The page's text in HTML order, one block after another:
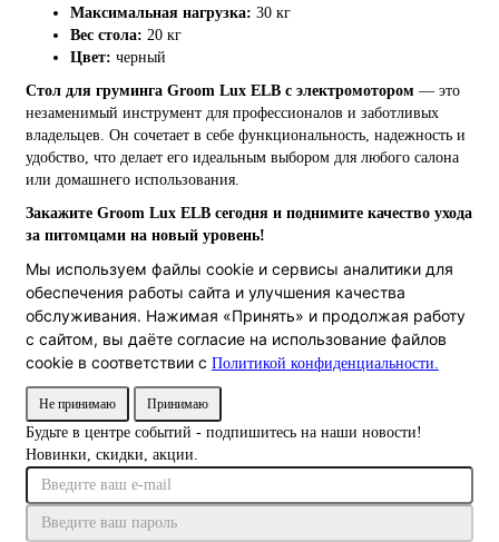
Максимальная нагрузка: 30 кг
Вес стола: 20 кг
Цвет: черный
Стол для груминга Groom Lux ELB с электромотором — это
незаменимый инструмент для профессионалов и заботливых
владельцев. Он сочетает в себе функциональность, надежность и
удобство, что делает его идеальным выбором для любого салона
или домашнего использования.
Закажите Groom Lux ELB сегодня и поднимите качество ухода
за питомцами на новый уровень!
Мы используем файлы cookie и сервисы аналитики для
обеспечения работы сайта и улучшения качества
обслуживания. Нажимая «Принять» и продолжая работу
с сайтом, вы даёте согласие на использование файлов
cookie в соответствии с Политикой конфиденциальности.
Не принимаю Принимаю
Будьте в центре событий - подпишитесь на наши новости!
Новинки, скидки, акции.